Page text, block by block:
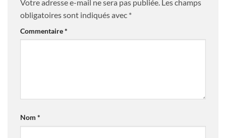
Votre adresse e-mail ne sera pas publiée. Les champs
obligatoires sont indiqués avec *
Commentaire*
Nom *